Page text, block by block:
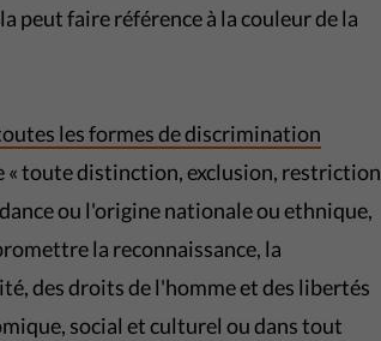
peut faire référence à la couleur de la
les formes de discrimination
« toute distinction, exclusion, restriction
ou l'origine nationale ou ethnique,
la reconnaissance, la
des droits de l'homme et des libertés
social et culturel ou dans tout